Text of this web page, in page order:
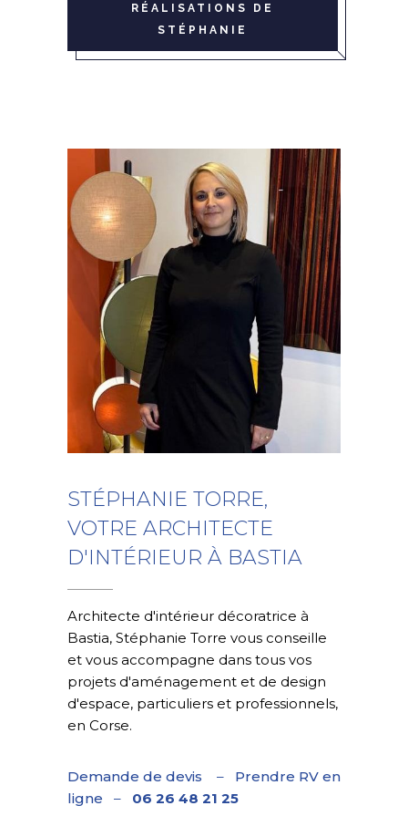
RÉALISATIONS DE
STÉPHANIE
STÉPHANIE TORRE,
VOTRE ARCHITECTE
D'INTÉRIEUR À BASTIA
Architecte d'intérieur décoratrice à
Bastia, Stéphanie Torre vous conseille
et vous accompagne dans tous vos
projets d'aménagement et de design
d'espace, particuliers et professionnels,
en Corse.
Demande de devis – Prendre RV en
ligne – 06 26 48 21 25